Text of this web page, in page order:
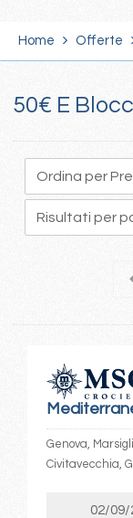
Home Offerte
50€ E
Genova,
Civitavecchia,
02/09/